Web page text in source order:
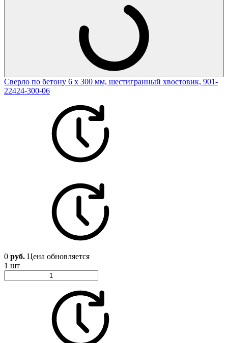
Cверло по бетону 6 х 300 мм, шестигранный хвостовик, 901-
22424-300-06
0 руб. Цена обновляется
1 шт